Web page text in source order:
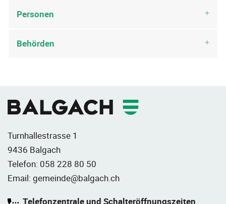
Personen
Behörden
Fusszeile
Turnhallestrasse 1
9436 Balgach
Telefon: 058 228 80 50
Email: gemeinde@balgach.ch
Telefonzentrale und Schalteröffnungszeiten